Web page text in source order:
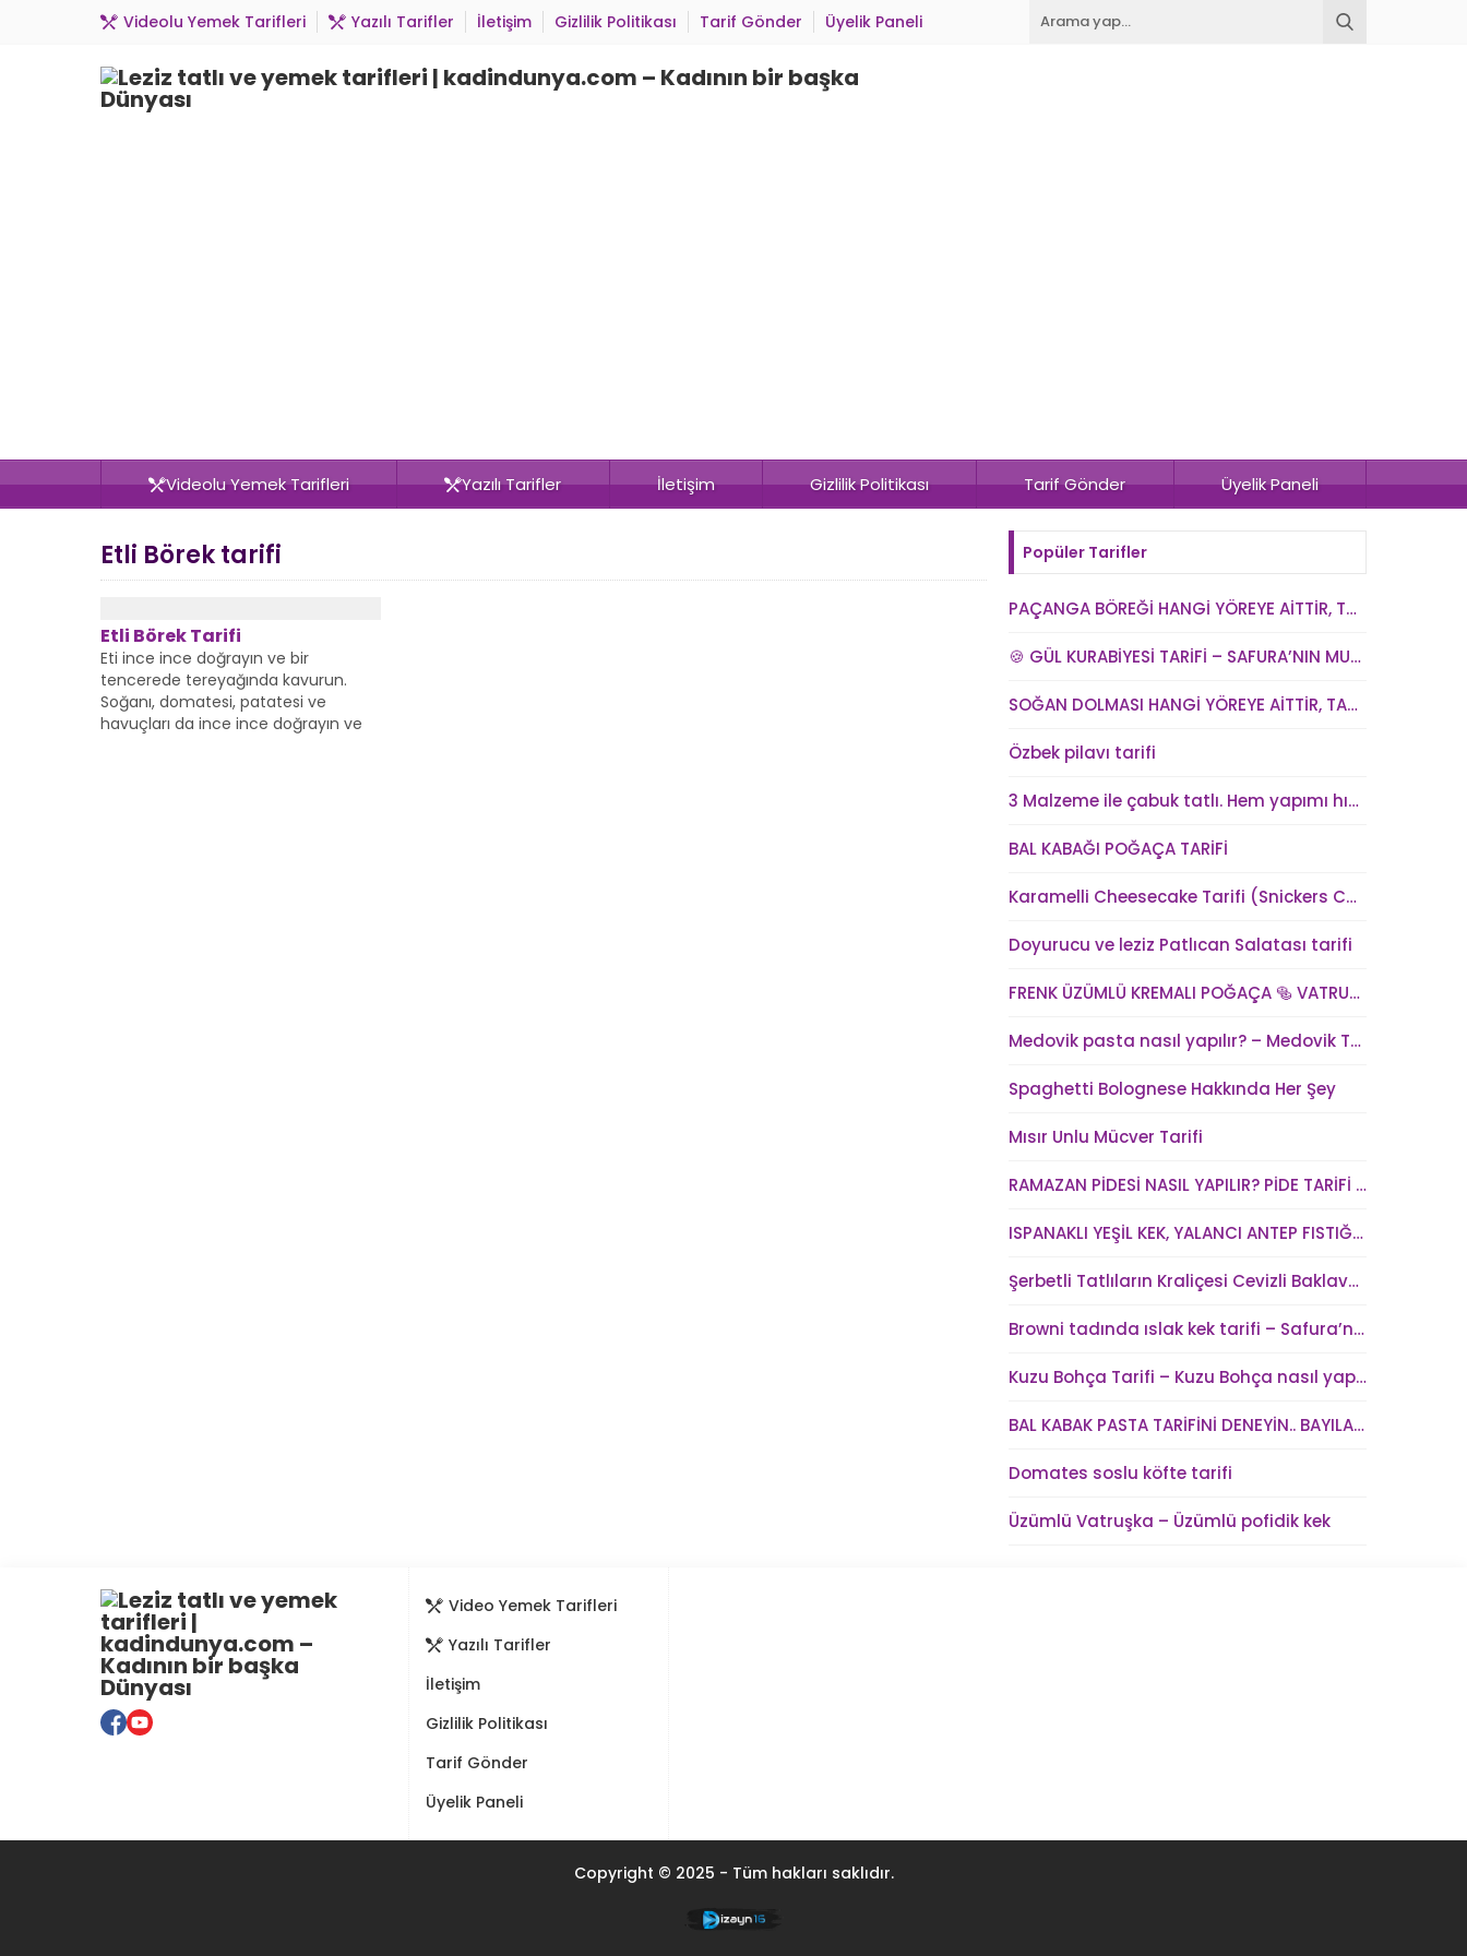
Videolu Yemek Tarifleri Yazılı Tarifler İletişim Gizlilik Politikası Tarif Gönder Üyelik Paneli
Videolu Yemek Tarifleri Yazılı Tarifler İletişim Gizlilik Politikası Tarif Gönder Üyelik Paneli
Etli Börek tarifi
Etli Börek Tarifi
Eti ince ince doğrayın ve bir
tencerede tereyağında kavurun.
Soğanı, domatesi, patatesi ve
havuçları da ince ince doğrayın ve
Popüler Tarifler
PAÇANGA BÖREĞİ HANGİ YÖREYE AİTTİR, TARİHİ NEDİR? VE PAÇANGA BÖREĞİ TARİFİ
🍪 GÜL KURABİYESİ TARİFİ – SAFURA’NIN MUTFAĞI (kadindunya.com)
SOĞAN DOLMASI HANGİ YÖREYE AİTTİR, TARİHİ NEDİR? SOĞAN DOLMASI TARİFİ
Özbek pilavı tarifi
3 Malzeme ile çabuk tatlı. Hem yapımı hızlı hem kolay hem lezzetli
BAL KABAĞI POĞAÇA TARİFİ
Karamelli Cheesecake Tarifi (Snickers Cheesecake)
Doyurucu ve leziz Patlıcan Salatası tarifi
FRENK ÜZÜMLÜ KREMALI POĞAÇA 🥯 VATRUŞKA TARİFİ
Medovik pasta nasıl yapılır? – Medovik Tort Tarifi – Medovik kek tarifi
Spaghetti Bolognese Hakkında Her Şey
Mısır Unlu Mücver Tarifi
RAMAZAN PİDESİ NASIL YAPILIR? PİDE TARİFİ – SAFURA’NIN MUTFAĞI (kadindunya.com)
ISPANAKLI YEŞİL KEK, YALANCI ANTEP FISTIĞI – SAFURA’NIN MUTFAĞI (kadindunya.com)
Şerbetli Tatlıların Kraliçesi Cevizli Baklava Tarifi
Browni tadında ıslak kek tarifi – Safura’nın Mutfağı
Kuzu Bohça Tarifi – Kuzu Bohça nasıl yapılır?
BAL KABAK PASTA TARİFİNİ DENEYİN.. BAYILACAKSINIZ !
Domates soslu köfte tarifi
Üzümlü Vatruşka – Üzümlü pofidik kek
Video Yemek Tarifleri
Yazılı Tarifler
İletişim
Gizlilik Politikası
Tarif Gönder
Üyelik Paneli
Copyright © 2025 - Tüm hakları saklıdır.